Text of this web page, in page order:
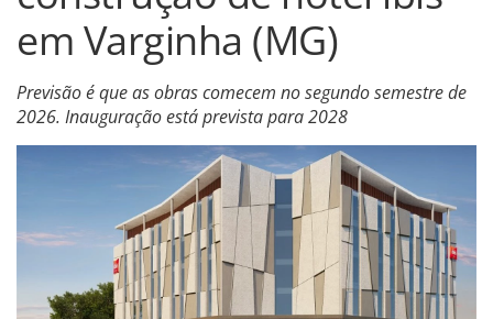
em Varginha (MG)
Previsão é que as obras comecem no segundo semestre de
2026. Inauguração está prevista para 2028